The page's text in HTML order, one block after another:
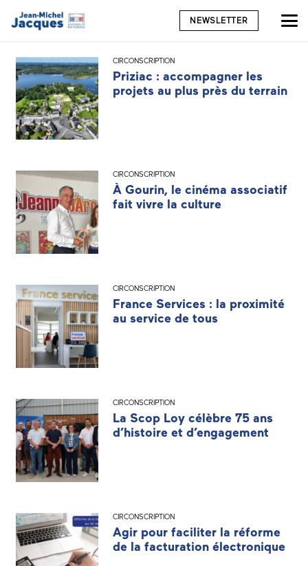
NEWSLETTER
CIRCONSCRIPTION
Priziac : accompagner les
projets au plus près du terrain
CIRCONSCRIPTION
À Gourin, le cinéma associatif
fait vivre la culture
CIRCONSCRIPTION
France Services : la proximité
au service de tous
CIRCONSCRIPTION
La Scop Loy célèbre 75 ans
d’histoire et d’engagement
CIRCONSCRIPTION
Agir pour faciliter la réforme
de la facturation électronique